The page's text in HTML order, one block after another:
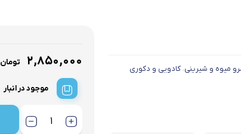
میوه و شیرینی،کادویی و دکوری ۲,۸۵۰,۰۰۰ تومان
موجود در انبار